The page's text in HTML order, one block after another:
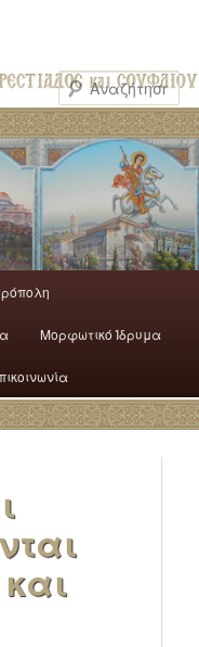
Μορφωτικό Ίδρυμα